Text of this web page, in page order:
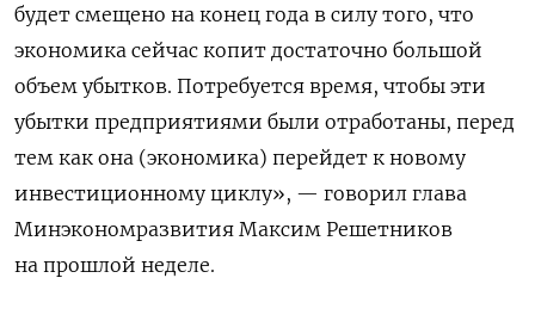
будет смещено на конец года в силу того, что
экономика сейчас копит достаточно большой
объем убытков. Потребуется время, чтобы эти
убытки предприятиями были отработаны, перед
тем как она (экономика) перейдет к новому
инвестиционному циклу», — говорил глава
Минэкономразвития Максим Решетников
на прошлой неделе.